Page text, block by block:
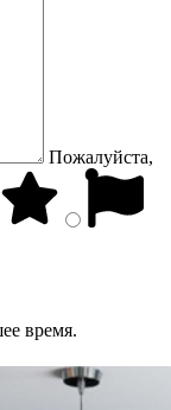
Пожалуйста,
время.